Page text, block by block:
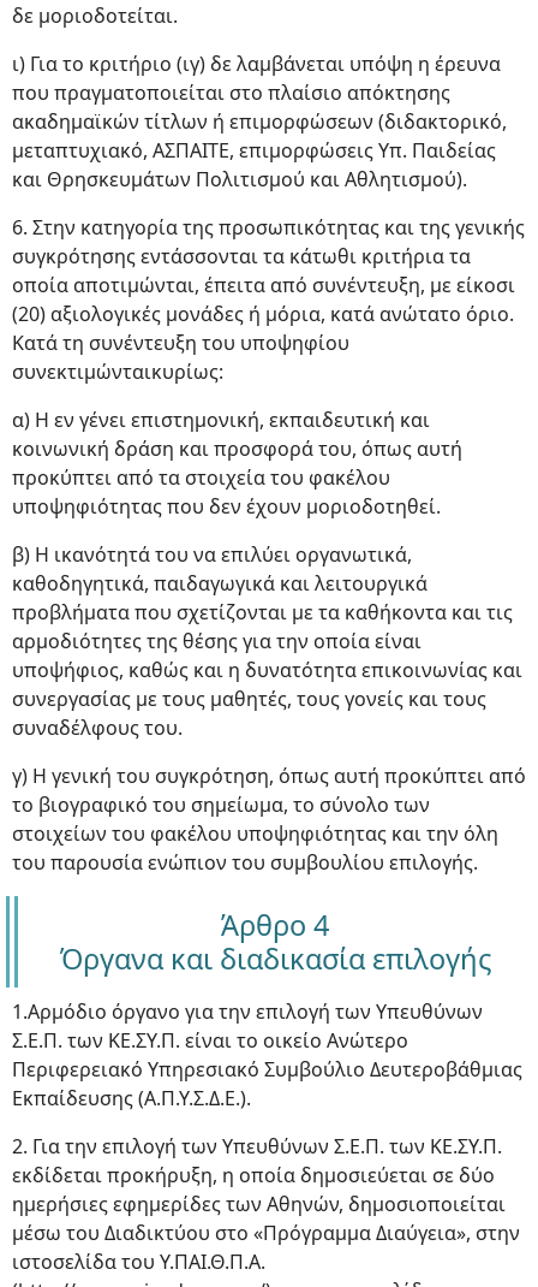
δε μοριοδοτείται.
ι) Για το κριτήριο (ιγ) δε λαμβάνεται υπόψη η έρευνα
που πραγματοποιείται στο πλαίσιο απόκτησης
ακαδημαϊκών τίτλων ή επιμορφώσεων (διδακτορικό,
μεταπτυχιακό, ΑΣΠΑΙΤΕ, επιμορφώσεις Υπ. Παιδείας
και Θρησκευμάτων Πολιτισμού και Αθλητισμού).
6. Στην κατηγορία της προσωπικότητας και της γενικής
συγκρότησης εντάσσονται τα κάτωθι κριτήρια τα
οποία αποτιμώνται, έπειτα από συνέντευξη, με είκοσι
(20) αξιολογικές μονάδες ή μόρια, κατά ανώτατο όριο.
Κατά τη συνέντευξη του υποψηφίου
συνεκτιμώνταικυρίως:
α) Η εν γένει επιστημονική, εκπαιδευτική και
κοινωνική δράση και προσφορά του, όπως αυτή
προκύπτει από τα στοιχεία του φακέλου
υποψηφιότητας που δεν έχουν μοριοδοτηθεί.
β) Η ικανότητά του να επιλύει οργανωτικά,
καθοδηγητικά, παιδαγωγικά και λειτουργικά
προβλήματα που σχετίζονται με τα καθήκοντα και τις
αρμοδιότητες της θέσης για την οποία είναι
υποψήφιος, καθώς και η δυνατότητα επικοινωνίας και
συνεργασίας με τους μαθητές, τους γονείς και τους
συναδέλφους του.
γ) Η γενική του συγκρότηση, όπως αυτή προκύπτει από
το βιογραφικό του σημείωμα, το σύνολο των
στοιχείων του φακέλου υποψηφιότητας και την όλη
του παρουσία ενώπιον του συμβουλίου επιλογής.
Άρθρο 4
Όργανα και διαδικασία επιλογής
1.Αρμόδιο όργανο για την επιλογή των Υπευθύνων
Σ.Ε.Π. των ΚΕ.ΣΥ.Π. είναι το οικείο Ανώτερο
Περιφερειακό Υπηρεσιακό Συμβούλιο Δευτεροβάθμιας
Εκπαίδευσης (Α.Π.Υ.Σ.Δ.Ε.).
2. Για την επιλογή των Υπευθύνων Σ.Ε.Π. των ΚΕ.ΣΥ.Π.
εκδίδεται προκήρυξη, η οποία δημοσιεύεται σε δύο
ημερήσιες εφημερίδες των Αθηνών, δημοσιοποιείται
μέσω του Διαδικτύου στο «Πρόγραμμα Διαύγεια», στην
ιστοσελίδα του Υ.ΠΑΙ.Θ.Π.Α.